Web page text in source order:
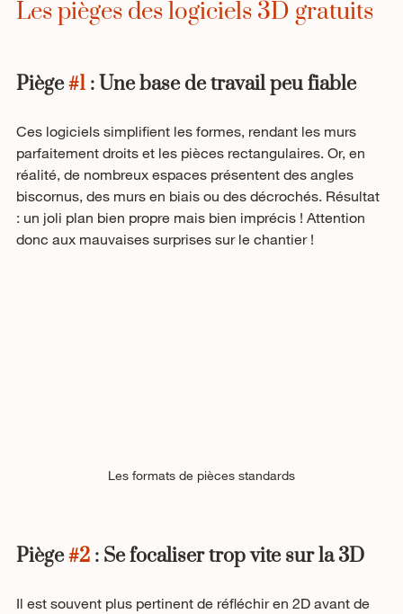
Les pièges des logiciels 3D gratuits
Piège #1 : Une base de travail peu fiable
Ces logiciels simplifient les formes, rendant les murs
parfaitement droits et les pièces rectangulaires. Or, en
réalité, de nombreux espaces présentent des angles
biscornus, des murs en biais ou des décrochés. Résultat
: un joli plan bien propre mais bien imprécis ! Attention
donc aux mauvaises surprises sur le chantier !
Les formats de pièces standards
Piège #2 : Se focaliser trop vite sur la 3D
Il est souvent plus pertinent de réfléchir en 2D avant de